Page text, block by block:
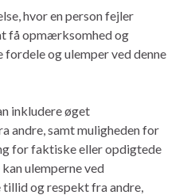
hvor en person fejler
få opmærksomhed og
og ulemper ved denne
inkludere øget
andre, samt muligheden for
for faktiske eller opdigtede
ulemperne ved
og respekt fra andre,